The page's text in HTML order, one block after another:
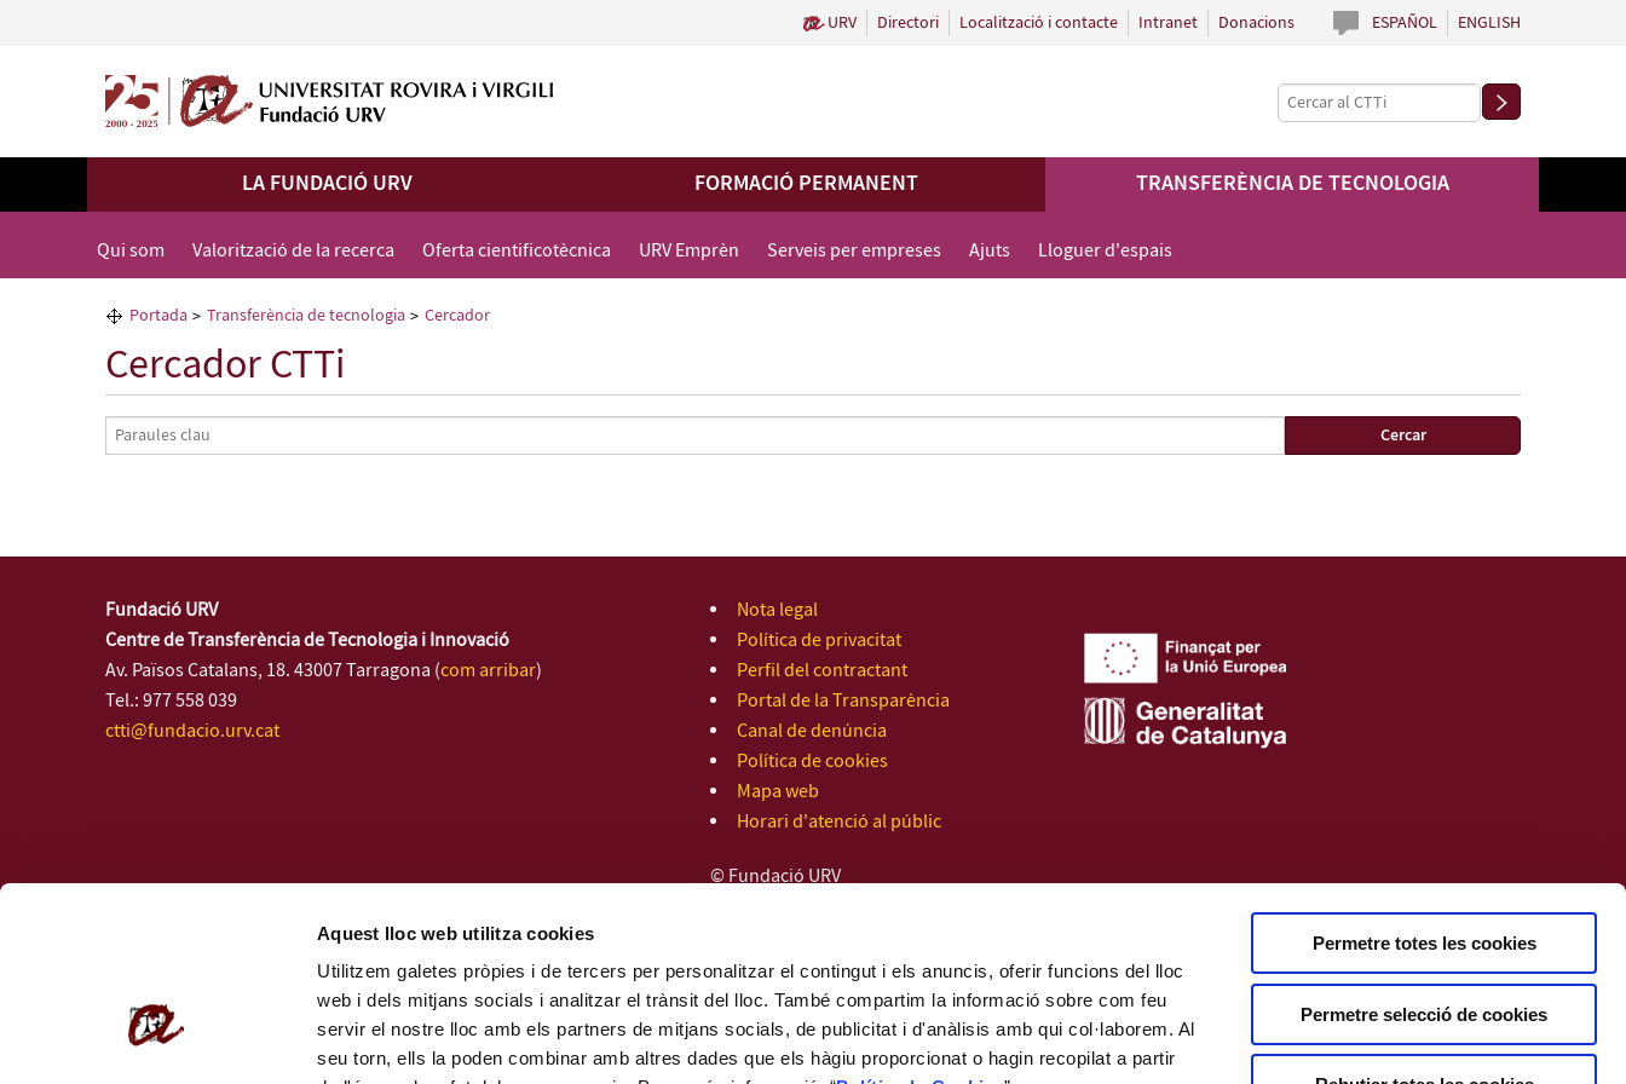
Aquest lloc web utilitza cookies
Utilitzem galetes pròpies i de tercers per personalitzar el contingut i els anuncis, oferir funcions del lloc
web i dels mitjans socials i analitzar el trànsit del lloc. També compartim la informació sobre com feu
servir el nostre lloc amb els partners de mitjans socials, de publicitat i d'anàlisis amb qui col·laborem. Al
seu torn, ells la poden combinar amb altres dades que els hàgiu proporcionat o hagin recopilat a partir
Permetre totes les cookies
Permetre selecció de cookies
ESPAÑOL ENGLISH
URV Directori Localització i contacte Intranet Donacions
LA FUNDACIÓ URV FORMACIÓ PERMANENT TRANSFERÈNCIA DE TECNOLOGIA
Qui som Valorització de la recerca Oferta cientificotècnica URV Emprèn Serveis per empreses Ajuts Lloguer d'espais
Portada Transferència de tecnologia Cercador
Cercador CTTi
Fundació URV
Centre de Transferència de Tecnologia i Innovació
Av. Països Catalans, 18. 43007 Tarragona (com arribar)
Tel.: 977 558 039
ctti@fundacio.urv.cat
Nota legal
Política de privacitat
Perfil del contractant
Portal de la Transparència
Canal de denúncia
Política de cookies
Mapa web
Horari d'atenció al públic
© Fundació URV